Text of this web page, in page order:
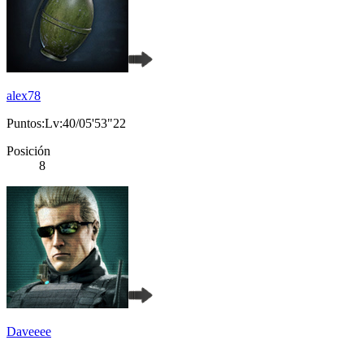
alex78
Puntos:Lv:40/05'53"22
Posición
8
Daveeee